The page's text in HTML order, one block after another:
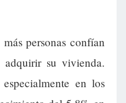
personas confían
adquirir su vivienda.
en los